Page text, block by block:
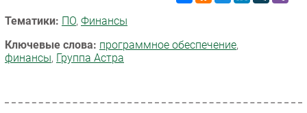
Тематики: ПО, Финансы
Ключевые слова: программное обеспечение,
финансы, Группа Астра